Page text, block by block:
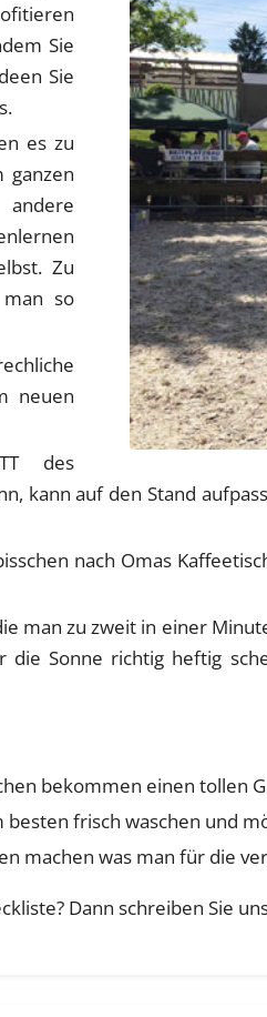
Sie
Sie
es zu
ganzen
Zu
so
neuen
des
kann auf den Stand
nach Omas
man zu zweit in einer
Sonne richtig heftig
bekommen einen tollen
besten frisch waschen und
machen was man für die
Dann schreiben Sie